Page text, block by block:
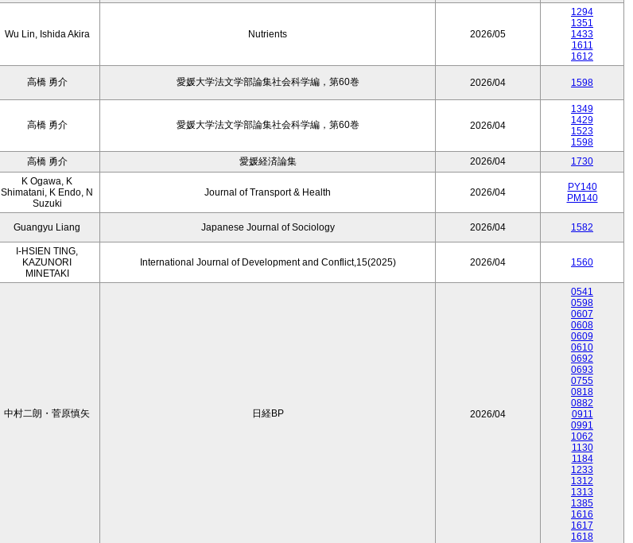
Wu Lin, Ishida Akira Nutrients 2026/05
1294
1351
1433
1611
1612
高橋 勇介 愛媛大学法文学部論集社会科学編，第60巻 2026/04 1598
高橋 勇介 愛媛大学法文学部論集社会科学編，第60巻 2026/04
1349
1429
1523
1598
高橋 勇介 愛媛経済論集 2026/04 1730
K Ogawa, K
Shimatani, K Endo, N
Suzuki
Journal of Transport & Health 2026/04
PY140
PM140
Guangyu Liang Japanese Journal of Sociology 2026/04 1582
I-HSIEN TING,
KAZUNORI
MINETAKI
International Journal of Development and Conflict,15(2025) 2026/04 1560
中村二朗・菅原慎矢 日経BP 2026/04
0541
0598
0607
0608
0609
0610
0692
0693
0755
0818
0882
0911
0991
1062
1130
1184
1233
1312
1313
1385
1616
1617
1618